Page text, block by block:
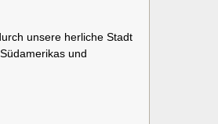
unsere herliche Stadt
und